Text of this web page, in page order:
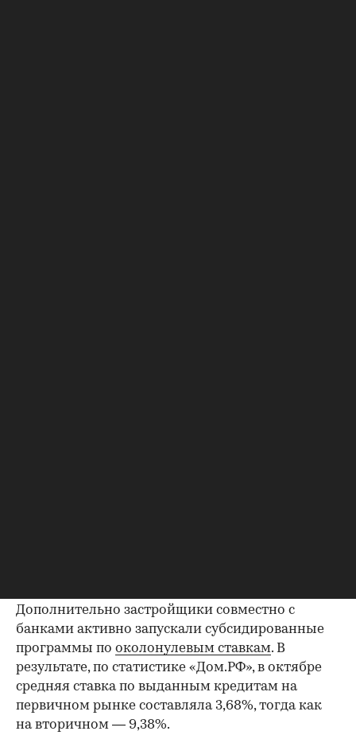
Дополнительно застройщики совместно с
банками активно запускали субсидированные
программы по околонулевым ставкам. В
результате, по статистике «Дом.РФ», в октябре
средняя ставка по выданным кредитам на
первичном рынке составляла 3,68%, тогда как
на вторичном — 9,38%.